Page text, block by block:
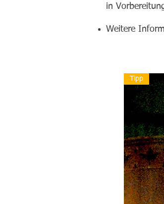
in
Weitere
Tipp